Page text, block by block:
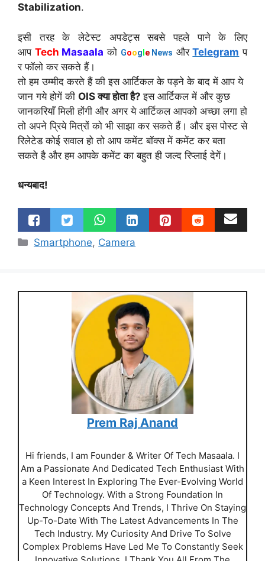
Stabilization.
इसी तरह के लेटेस्ट अपडेट्स सबसे पहले पाने के लिए
आप Tech Masaala को Goog eNews औरTelegram प
र फॉलो कर सकते हैं।
तो हम उम्मीद करते हैं की इस आर्टिकल के पड़ने के बाद में आप ये
जान गये होगें की OIS क्या होता है?इस आर्टिकल में और कुछ
जानकरियाँ मिली होंगी और अगर ये आर्टिकल आपको अच्छा लगा हो
तो अपने प्रिये मित्रों को भी साझा कर सकते हैं। और इस पोस्ट से
रिलेटेड कोई सवाल हो तो आप कमेंट बॉक्स में कमेंट कर बता
सकते है और हम आपके कमेंट का बहुत ही जल्द रिप्लाई देगें।
धन्यबाद!
Categories
Smartphone, Camera
Prem Raj Anand
Hi friends, I am Founder & Writer Of Tech Masaala. I
Am a Passionate And Dedicated Tech Enthusiast With
a Keen Interest In Exploring The Ever-Evolving World
Of Technology. With a Strong Foundation In
Technology Concepts And Trends, I Thrive On Staying
Up-To-Date With The Latest Advancements In The
Tech Industry. My Curiosity And Drive To Solve
Complex Problems Have Led Me To Constantly Seek